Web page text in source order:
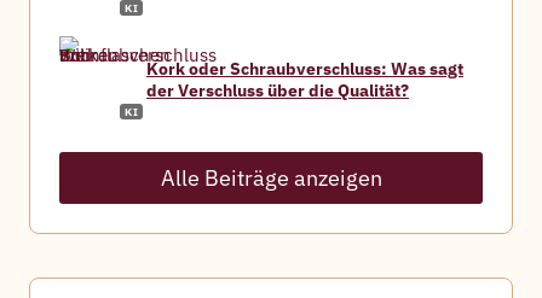
Kork oder Schraubverschluss: Was sagt
der Verschluss über die Qualität?
Alle Beiträge anzeigen